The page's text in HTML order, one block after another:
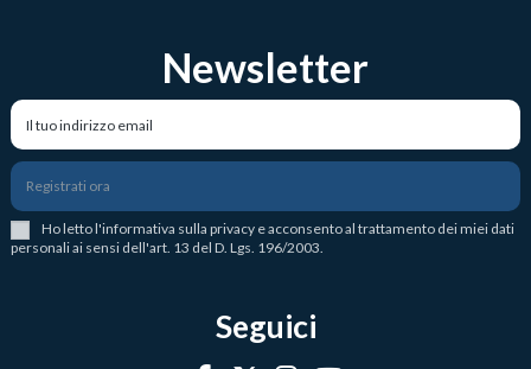
Newsletter
Registrati ora
Ho letto l'informativa sulla privacy e acconsento al trattamento dei miei dati
personali ai sensi dell'art. 13 del D. Lgs. 196/2003.
Seguici